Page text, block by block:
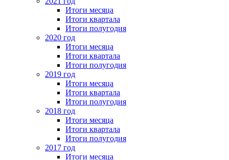
Итоги месяца
Итоги квартала
Итоги полугодия
2020 год
Итоги месяца
Итоги квартала
Итоги полугодия
2019 год
Итоги месяца
Итоги квартала
Итоги полугодия
2018 год
Итоги месяца
Итоги квартала
Итоги полугодия
2017 год
Итоги месяца